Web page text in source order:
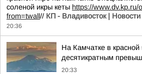
соленой икры кеты https://www.dv.kp.ru/
from=twall// КП - Владивосток | Новости
20:36
На Камчатке в
десятикратным
20:33